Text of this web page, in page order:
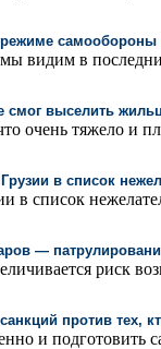
самообороны
видим в
смог выселить
очень тяжело и
в список
в список
—
риск
против тех,
и подготовить